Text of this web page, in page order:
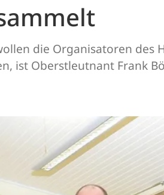
die Organisatoren
ist Oberstleutnant Frank